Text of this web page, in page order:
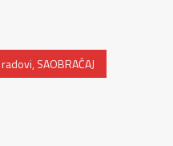
radovi,SAOBRAĆAJ